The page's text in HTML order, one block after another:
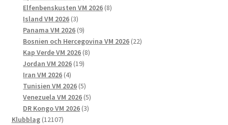
produkter
Elfenbenskusten VM 2026 88
Island VM 2026 33
produkter
Panama VM 2026 99
produkter
Bosnien och Hercegovina VM 2026 2222
Kap Verde VM 2026 88
Jordan VM 2026 1919
Iran VM 2026 44
produkter
Tunisien VM 2026 55
produkter
Venezuela VM 2026 55
DR Kongo VM 2026 33
Klubblag 1210712107